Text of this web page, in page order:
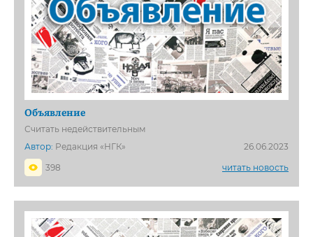
Объявление
Считать недействительным
Автор: Редакция «НГК»
26.06.2023
398
читать новость